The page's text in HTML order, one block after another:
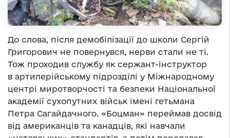
До слова, після демобілізації до школи Сергій
Григорович не повернувся, нерви стали не ті.
Тож проходив службу як сержант-інструктор
в артилерійському підрозділі у Міжнародному
центрі миротворчості та безпеки Національної
академії сухопутних військ імені гетьмана
Петра Сагайдачного. «Боцман» переймав досвід
від американців та канадців, які навчали